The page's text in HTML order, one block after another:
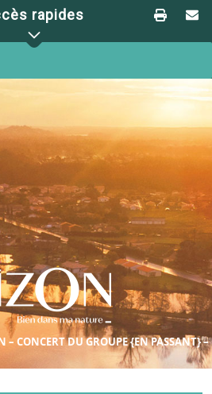
rapides
– CONCERT DU GROUPE {EN PASSANT} –